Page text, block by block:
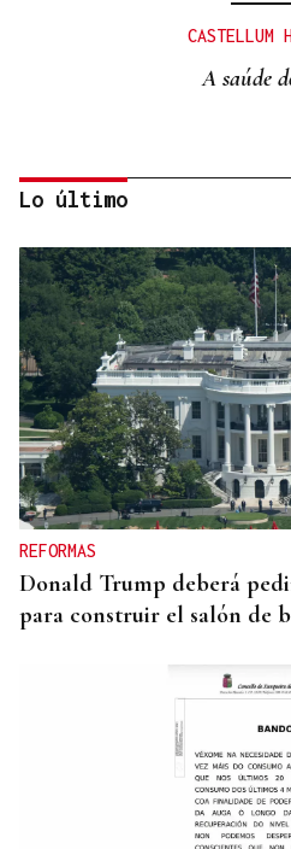
CASTELLUM
A saúde
Itxu
CRÓNICAS
El doble bikini
Lo último
REFORMAS
Donald Trump deberá
para construir el salón de